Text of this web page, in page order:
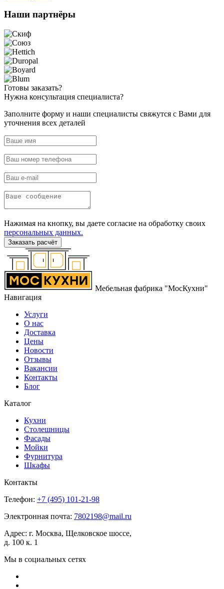
Наши партнёры
Готовы заказать?
Нужна консультация специалиста?
Заполните форму и наши специалисты свяжутся с Вами для
уточнения всех деталей
Нажимая на кнопку, вы даете согласие на обработку своих
персональных данных.
Заказать расчёт
Мебельная фабрика "МосКухни"
Навигация
Услуги
О нас
Доставка
Цены
Новости
Отзывы
Вакансии
Контакты
Блог
Каталог
Кухни
Столешницы
Фасады
Мойки
Фурнитура
Шкафы
Контакты
Телефон: +7 (495) 101-21-98
Электронная почта: 7802198@mail.ru
Адрес: г. Москва, Щелковское шоссе,
д. 100 к. 1
Мы в социальных сетях